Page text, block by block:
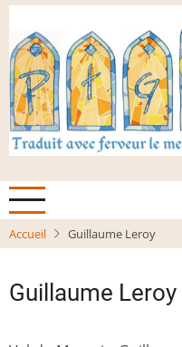
Aller
contenu
principal
Accueil Guillaume Leroy
Guillaume Leroy